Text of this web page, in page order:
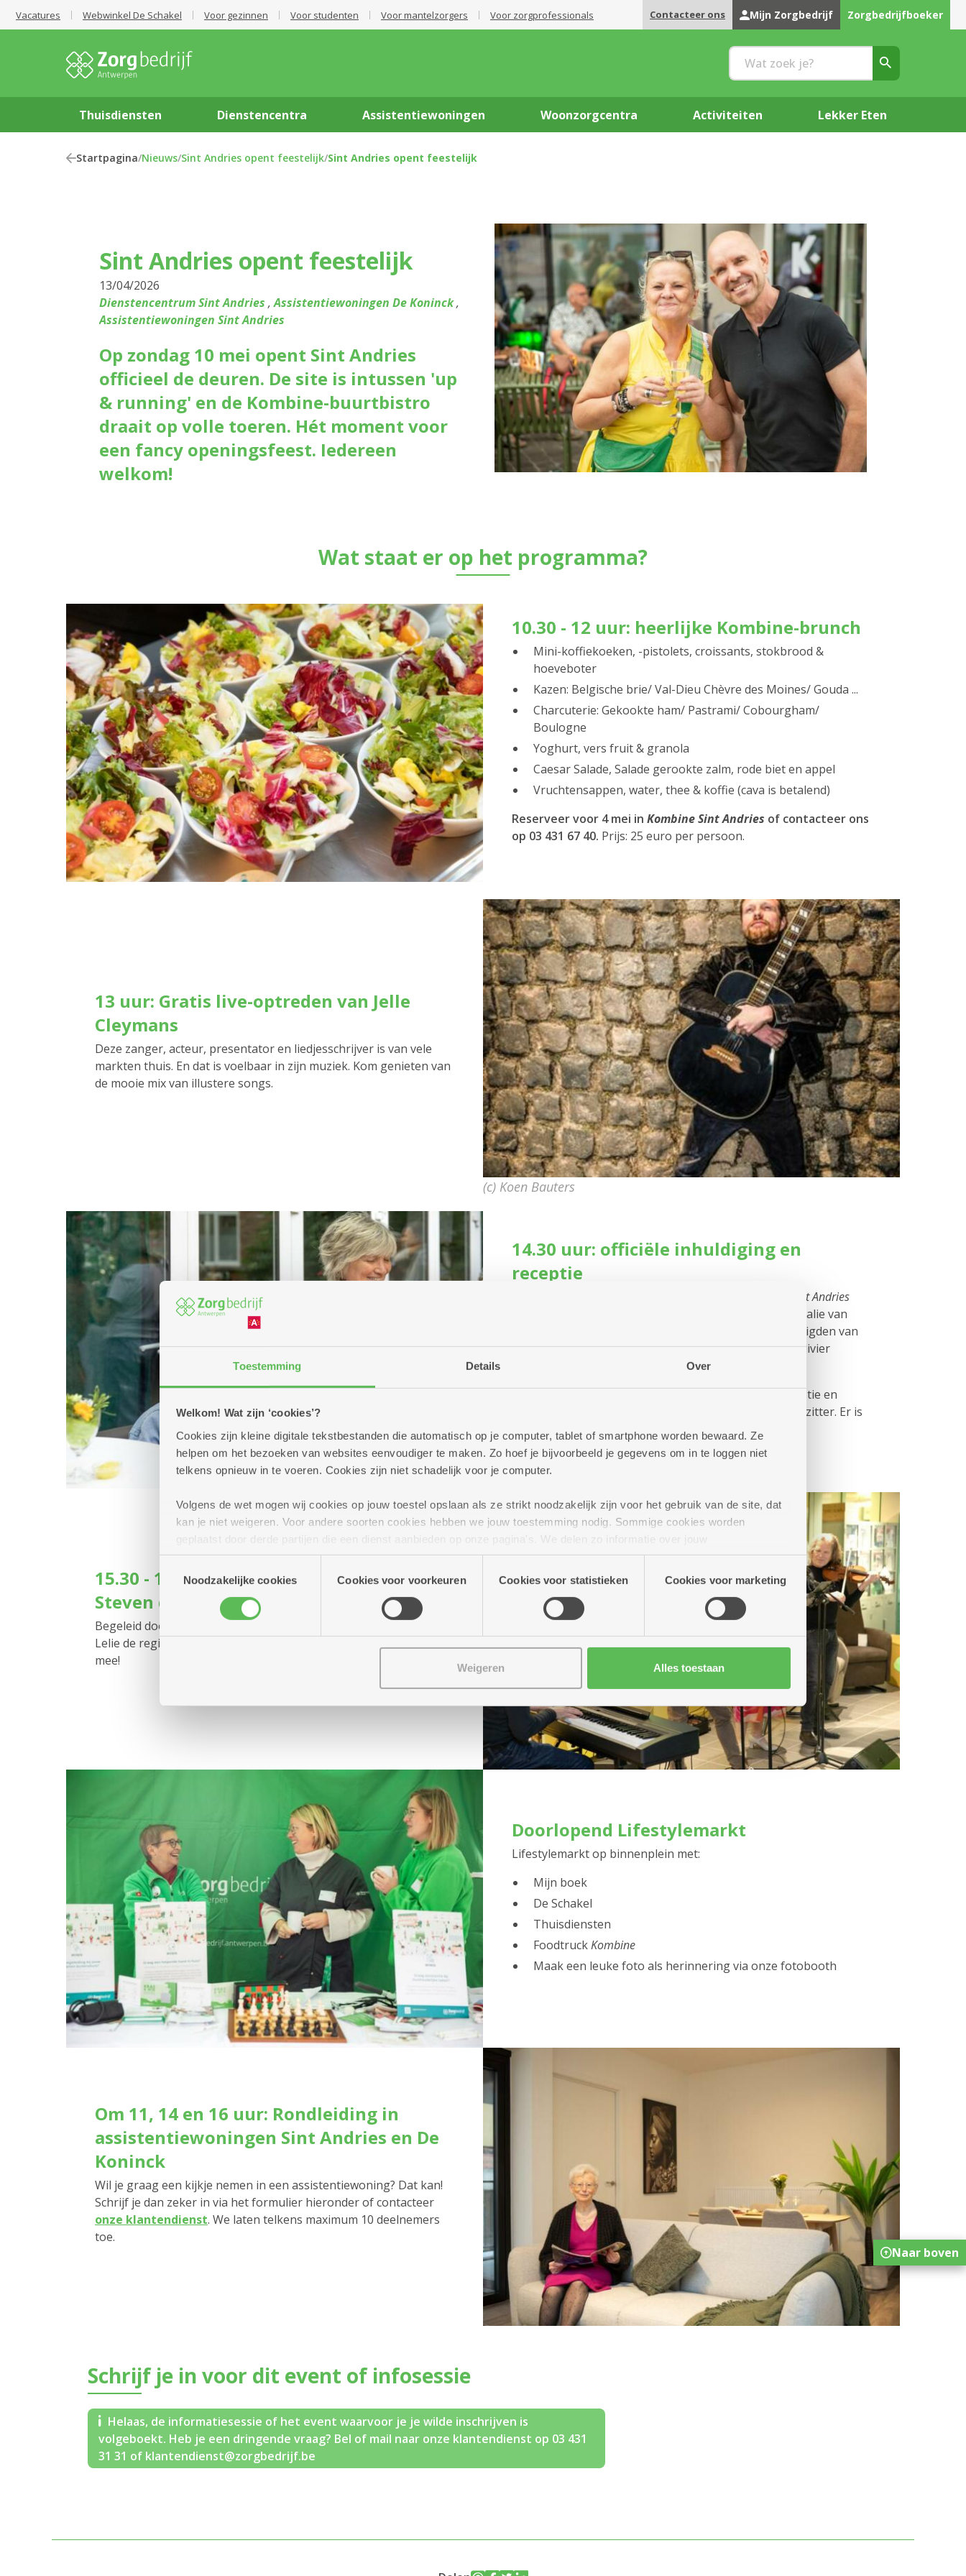
Toestemming Details Over
Welkom! Wat zijn ‘cookies’?
Cookies zijn kleine digitale tekstbestanden die automatisch op je computer, tablet of smartphone worden bewaard. Ze
helpen om het bezoeken van websites eenvoudiger te maken. Zo hoef je bijvoorbeeld je gegevens om in te loggen niet
telkens opnieuw in te voeren. Cookies zijn niet schadelijk voor je computer.
Volgens de wet mogen wij cookies op jouw toestel opslaan als ze strikt noodzakelijk zijn voor het gebruik van de site, dat
kan je niet weigeren. Voor andere soorten cookies hebben we jouw toestemming nodig. Sommige cookies worden
geplaatst door derde partijen die een dienst aanbieden op onze pagina's. We delen zo informatie over jouw
(geanonimiseerd) gebruik van onze site voor social media, advertenties en analyse. Deze partners kunnen deze gegevens
Noodzakelijke cookies
Cookies voor voorkeuren Cookies voor statistieken Cookies voor marketing
Weigeren Alles toestaan
Vacatures Webwinkel De Schakel Voor gezinnen Voor studenten Voor mantelzorgers Voor zorgprofessionals Contacteer ons Mijn Zorgbedrijf Zorgbedrijfboeker
Thuisdiensten Dienstencentra Assistentiewoningen Woonzorgcentra Activiteiten Lekker Eten
Startpagina/Nieuws/Sint Andries opent feestelijk/Sint Andries opent feestelijk
Sint Andries opent feestelijk
13/04/2026
Dienstencentrum Sint Andries ,Assistentiewoningen De Koninck,
Assistentiewoningen Sint Andries
Op zondag 10 mei opent Sint Andries
officieel de deuren. De site is intussen 'up
& running' en de Kombine-buurtbistro
draait op volle toeren. Hét moment voor
een fancy openingsfeest. Iedereen
welkom!
Wat staat er op het programma?
10.30 - 12 uur: heerlijke Kombine-brunch
Mini-koffiekoeken, -pistolets, croissants, stokbrood &
hoeveboter
Kazen: Belgische brie/ Val-Dieu Chèvre des Moines/ Gouda ...
Charcuterie: Gekookte ham/ Pastrami/ Cobourgham/
Boulogne
Yoghurt, vers fruit & granola
Caesar Salade, Salade gerookte zalm, rode biet en appel
Vruchtensappen, water, thee & koffie (cava is betalend)
Reserveer voor 4 mei in Kombine Sint Andries of contacteer ons
op 03 431 67 40. Prijs: 25 euro per persoon.
13 uur: Gratis live-optreden van Jelle
Cleymans
Deze zanger, acteur, presentator en liedjesschrijver is van vele
markten thuis. En dat is voelbaar in zijn muziek. Kom genieten van
de mooie mix van illustere songs.
(c) Koen Bauters
14.30 uur: officiële inhuldiging en
receptie
Kombine Sint Andries
worden officieel ingehuldigd in aanwezigheid van Nathalie van
Baren, voorzitter Zorgbedrijf Antwerpen en afgevaardigden van
de directie van Zorgbedrijf Antwerpen Anne Baré en Olivier
Het plechtige moment wordt afgesloten met een receptie en
feestgebak. De taart wordt aangesneden door de voorzitter. Er is
een gratis stuk taart met cava/mocktail voor iedereen.
15.30 - 16.30 uur: Sint Andries zingt met
Steven de Lelie
Begeleid door zijn muzikanten met viool en piano trekt Steven de
Lelie de registers open met een vrolijk repertoire. Zing met ons
mee!
Doorlopend Lifestylemarkt
Lifestylemarkt op binnenplein met:
Mijn boek
De Schakel
Thuisdiensten
FoodtruckKombine
Maak een leuke foto als herinnering via onze fotobooth
Om 11, 14 en 16 uur: Rondleiding in
assistentiewoningen Sint Andries en De
Koninck
Wil je graag een kijkje nemen in een assistentiewoning? Dat kan!
Schrijf je dan zeker in via het formulier hieronder of contacteer
onze klantendienst. We laten telkens maximum 10 deelnemers
toe.
Schrijf je in voor dit event of infosessie
Helaas, de informatiesessie of het event waarvoor je je wilde inschrijven is
volgeboekt. Heb je een dringende vraag? Bel of mail naar onze klantendienst op 03 431
31 31 of klantendienst@zorgbedrijf.be
Naar boven